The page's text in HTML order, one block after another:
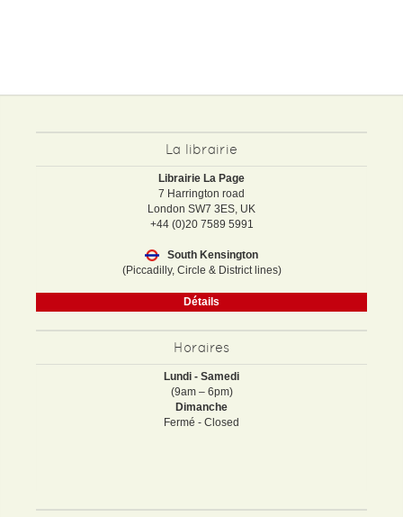
La librairie
Librairie La Page
7 Harrington road
London SW7 3ES, UK
+44 (0)20 7589 5991
South Kensington
(Piccadilly, Circle & District lines)
Détails
Horaires
Lundi - Samedi
(9am – 6pm)
Dimanche
Fermé - Closed